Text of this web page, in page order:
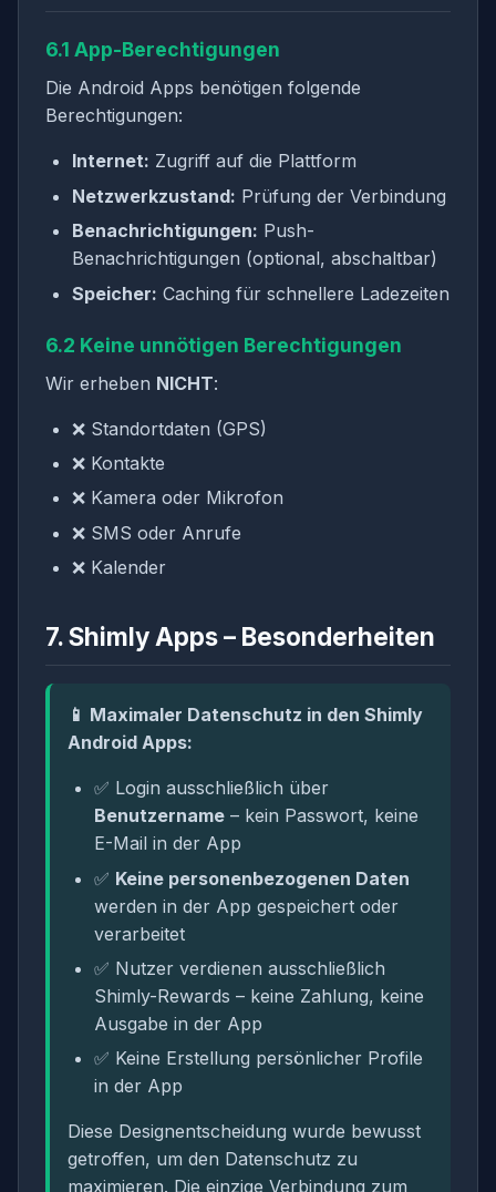
6.1 App-Berechtigungen
Die Android Apps benötigen folgende
Berechtigungen:
Internet: Zugriff auf die Plattform
Netzwerkzustand: Prüfung der Verbindung
Benachrichtigungen: Push-
Benachrichtigungen (optional, abschaltbar)
Speicher: Caching für schnellere Ladezeiten
6.2 Keine unnötigen Berechtigungen
Wir erheben NICHT:
❌ Standortdaten (GPS)
❌ Kontakte
❌ Kamera oder Mikrofon
❌ SMS oder Anrufe
❌ Kalender
7. Shimly Apps – Besonderheiten
📱 Maximaler Datenschutz in den Shimly
Android Apps:
✅ Login ausschließlich über
Benutzername – kein Passwort, keine
E-Mail in der App
✅ Keine personenbezogenen Daten
werden in der App gespeichert oder
verarbeitet
✅ Nutzer verdienen ausschließlich
Shimly-Rewards – keine Zahlung, keine
Ausgabe in der App
✅ Keine Erstellung persönlicher Profile
in der App
Diese Designentscheidung wurde bewusst
getroffen, um den Datenschutz zu
maximieren. Die einzige Verbindung zum